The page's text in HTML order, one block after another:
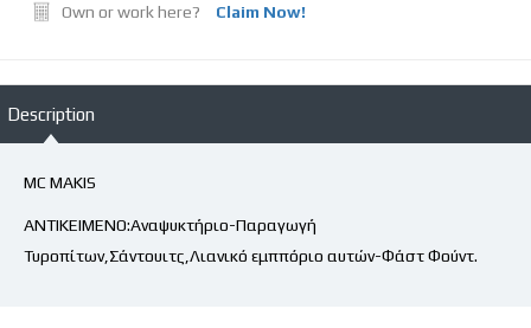
Own or work here? Claim Now!
Description
MC MAKIS
ΑΝΤΙΚΕΙΜΕΝΟ:Αναψυκτήριο-Παραγωγή
Τυροπίτων,Σάντουιτς,Λιανικό εμππόριο αυτών-Φάστ Φούντ.